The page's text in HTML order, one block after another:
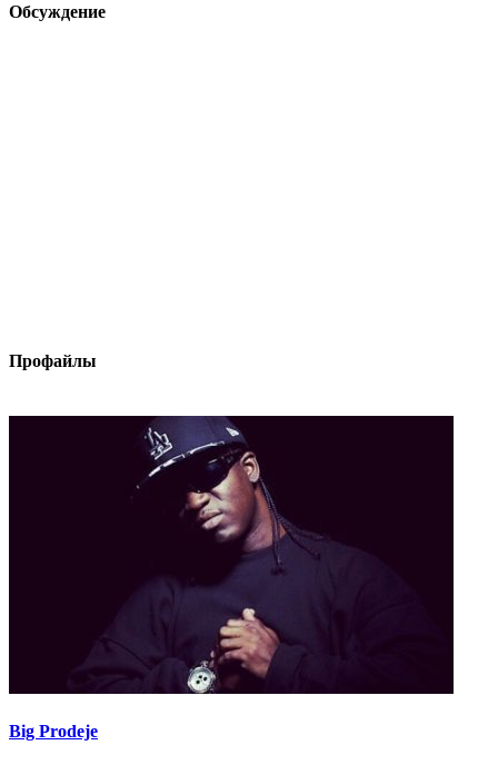
Обсуждение
Профайлы
Big Prodeje